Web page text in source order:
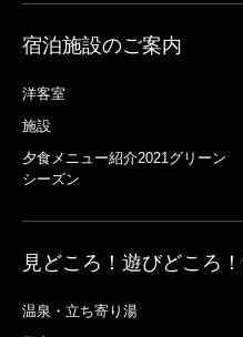
宿泊施設のご案内
洋客室
施設
夕食メニュー紹介2021グリーン
シーズン
見どころ！遊びどころ
温泉・立ち寄り湯